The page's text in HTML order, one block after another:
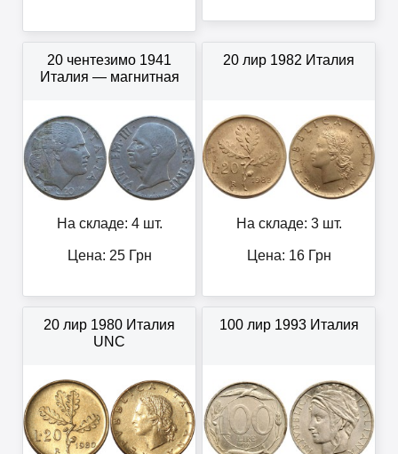
20 чентезимо 1941
Италия — магнитная
На складе: 4 шт.
Цена: 25Грн
20 лир 1982 Италия
На складе: 3 шт.
Цена: 16Грн
20 лир 1980 Италия
UNC
100 лир 1993 Италия